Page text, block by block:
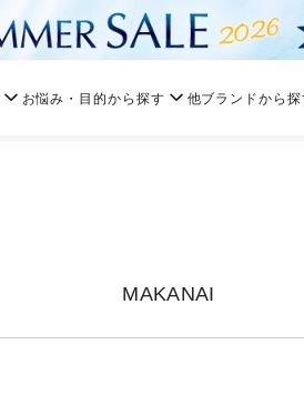
お悩み・目的から探す 他ブランドから探
MAKANAI